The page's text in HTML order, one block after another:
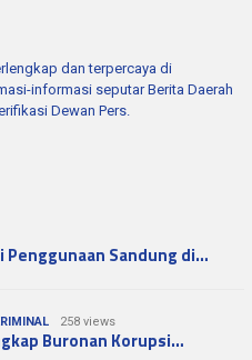
dan terpercaya di
informasi seputar Berita Daerah
Dewan Pers.
Penggunaan Sandung di…
258 views
Buronan Korupsi…